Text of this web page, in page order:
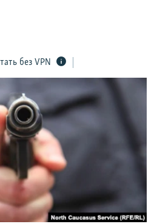
11 ИСТОРИЙ СОПРОТИВЛЕНИЯ
без VPN